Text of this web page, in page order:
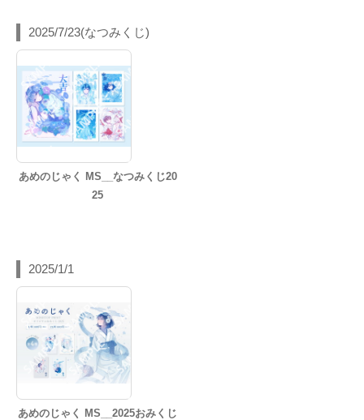
2025/7/23(なつみくじ)
あめのじゃく MS__なつみくじ20
25
2025/1/1
あめのじゃく MS__2025おみくじ